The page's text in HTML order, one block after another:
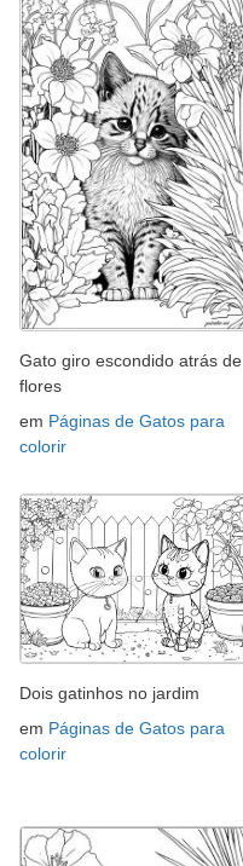
Gato giro escondido atrás de
flores
em Páginas de Gatos para
colorir
Dois gatinhos no jardim
em Páginas de Gatos para
colorir